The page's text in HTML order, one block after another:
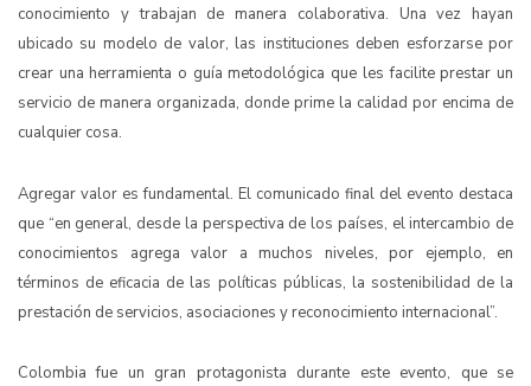
conocimiento y trabajan de manera colaborativa. Una vez hayan
ubicado su modelo de valor, las instituciones deben esforzarse por
crear una herramienta o guía metodológica que les facilite prestar un
servicio de manera organizada, donde prime la calidad por encima de
cualquier cosa.
Agregar valor es fundamental. El comunicado final del evento destaca
que “en general, desde la perspectiva de los países, el intercambio de
conocimientos agrega valor a muchos niveles, por ejemplo, en
términos de eficacia de las políticas públicas, la sostenibilidad de la
prestación de servicios, asociaciones y reconocimiento internacional”.
Colombia fue un gran protagonista durante este evento, que se